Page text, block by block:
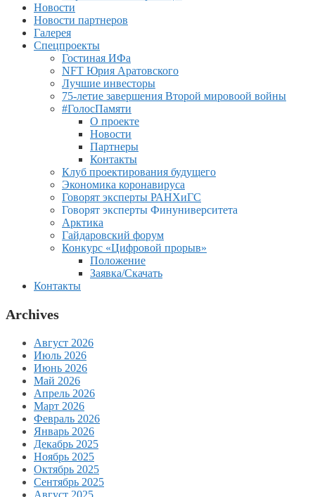
Новости
Новости партнеров
Галерея
Спецпроекты
Гостиная ИФа
NFT Юрия Аратовского
Лучшие инвесторы
75-летие завершения Второй мировоой войны
#ГолосПамяти
О проекте
Новости
Партнеры
Контакты
Клуб проектирования будущего
Экономика коронавируса
Говорят эксперты РАНХиГС
Говорят эксперты Финуниверситета
Арктика
Гайдаровский форум
Конкурс «Цифровой прорыв»
Положение
Заявка/Скачать
Контакты
Archives
Август 2026
Июль 2026
Июнь 2026
Май 2026
Апрель 2026
Март 2026
Февраль 2026
Январь 2026
Декабрь 2025
Ноябрь 2025
Октябрь 2025
Сентябрь 2025
Август 2025